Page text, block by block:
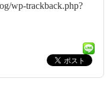
wp-trackback.php?